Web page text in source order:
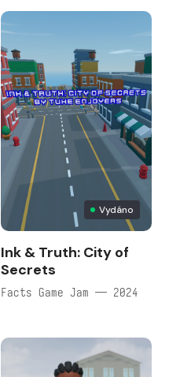
Vydáno
Ink & Truth: City of
Secrets
Facts Game Jam — 2024